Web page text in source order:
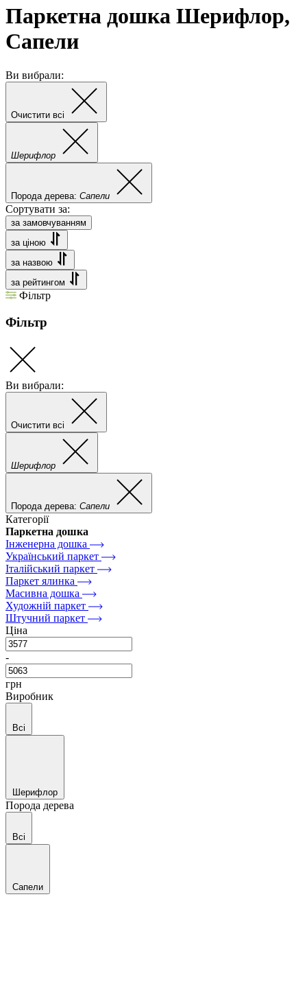
Паркетна дошка Шерифлор,
Сапели
Ви вибрали:
Очистити всі
Шерифлор
Порода дерева: Сапели
Сортувати за:
за замовчуванням
за ціною
за назвою
за рейтингом
Фільтр
Фільтр
Ви вибрали:
Очистити всі
Шерифлор
Порода дерева: Сапели
Категорії
Паркетна дошка
Інженерна дошка
Український паркет
Італійський паркет
Паркет ялинка
Масивна дошка
Художній паркет
Штучний паркет
Ціна
-
грн
Виробник
Всі
Шерифлор
Порода дерева
Всі
Сапели